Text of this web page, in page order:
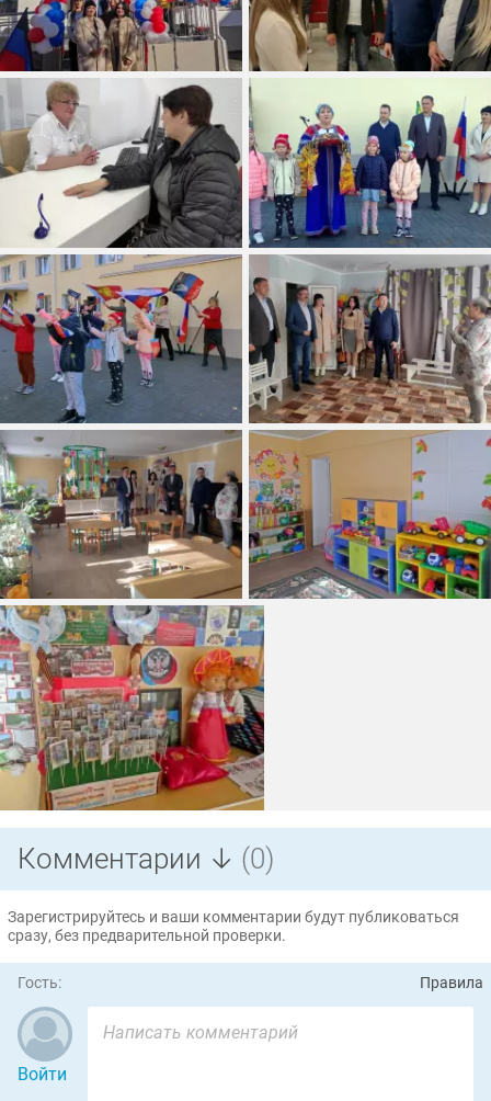
Комментарии ↓ (0)
Зарегистрируйтесь и ваши комментарии будут публиковаться
сразу, без предварительной проверки.
Гость: Правила
Войти